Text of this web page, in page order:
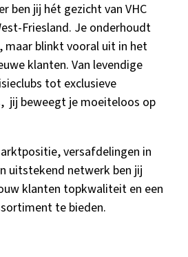
ben jij hét gezicht van VHC
Friesland. Je onderhoudt
maar blinkt vooral uit in het
klanten. Van levendige
tot exclusieve
jij beweegt je moeiteloos op
versafdelingen in
uitstekend netwerk ben jij
klanten topkwaliteit en een
te bieden.